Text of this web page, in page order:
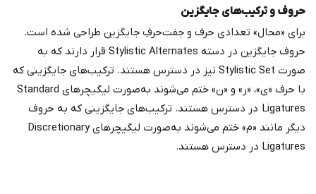
حروف و ترکیب‌های جایگزین
برای «محال» تعدادی حرف و جفت‌حرفِ جایگزین طراحی شده است.
حروف جایگزین در دسته Stylistic Alternates قرار دارند که به
صورت Stylistic Set نیز در دسترس هستند. ترکیب‌های جایگزینی که
با حرف «ی»، «ر» و «ن» ختم می‌شوند به‌صورت لیگیچرهای Standard
Ligatures در دسترس هستند. ترکیب‌های جایگزینی که به حروف
دیگر مانند «م» ختم می‌شوند به‌صورت لیگیچرهای Discretionary
Ligatures در دسترس هستند.